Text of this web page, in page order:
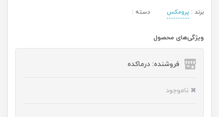
برند : پرومکس دسته :
ویژگی‌های محصول
فروشنده: درماکده
ناموجود